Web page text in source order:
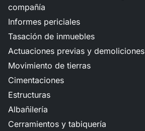
compañía
Informes periciales
Tasación de inmuebles
Actuaciones previas y demoliciones
Movimiento de tierras
Cimentaciones
Estructuras
Albañilería
Cerramientos y tabiquería